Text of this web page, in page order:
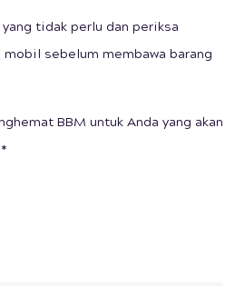
tidak perlu dan periksa
sebelum membawa barang
BBM untuk Anda yang akan